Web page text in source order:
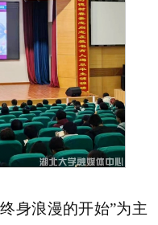
身浪漫的开始”为主